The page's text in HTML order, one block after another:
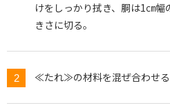
けをしっかり拭き、胴は1㎝
きさに切る。
≪たれ≫の材料を混ぜ合わせる